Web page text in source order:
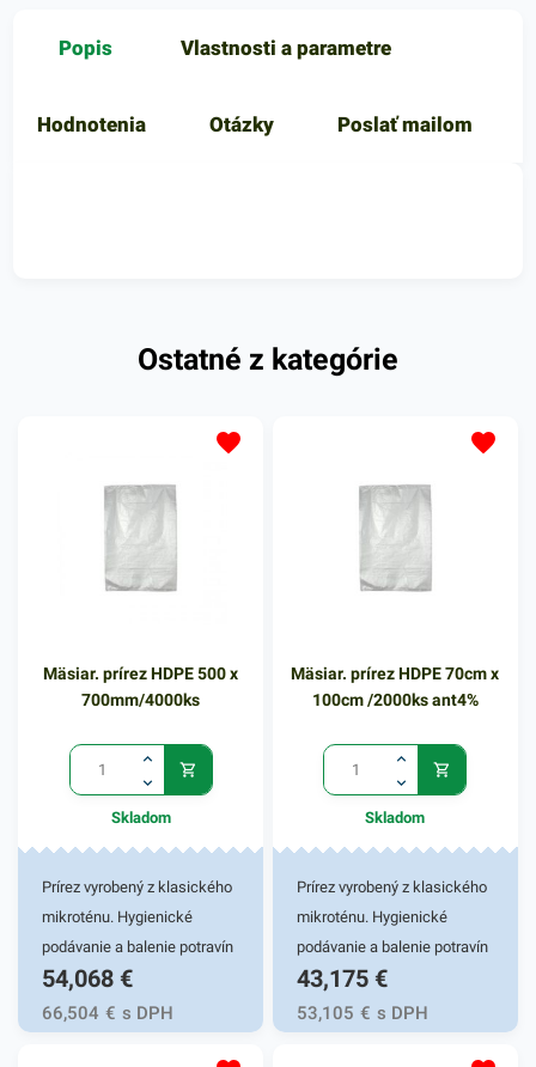
Popis Vlastnosti a parametre
Hodnotenia Otázky Poslať mailom
Ostatné z kategórie
Mäsiar. prírez HDPE 500 x
700mm/4000ks
Skladom
Prírez vyrobený z klasického
mikroténu. Hygienické
podávanie a balenie potravín
a potravinárskych výrobkov.
Vhodný pre lahôdky a
mäsiarstva. Hrúbka 6µm
54,068 €
66,504 € s DPH
Mäsiar. prírez HDPE 70cm x
100cm /2000ks ant4%
Skladom
Prírez vyrobený z klasického
mikroténu. Hygienické
podávanie a balenie potravín
a potravinárskych výrobkov.
Vhodný pre lahôdky a
mäsiarstva. Hrúbka 8µm
43,175 €
53,105 € s DPH